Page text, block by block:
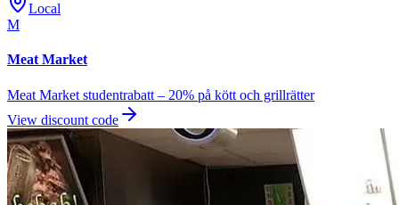
Local
M
Meat Market
Meat Market studentrabatt – 20% på kött och grillrätter
View discount code